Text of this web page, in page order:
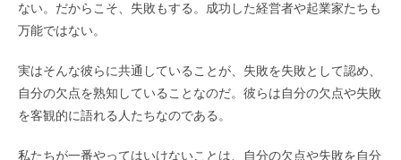
ない。だからこそ、失敗もする。成功した経営者や起業家たちも
万能ではない。
実はそんな彼らに共通していることが、失敗を失敗として認め、
自分の欠点を熟知していることなのだ。彼らは自分の欠点や失敗
を客観的に語れる人たちなのである。
私たちが一番やってはいけないことは、自分の欠点や失敗を自分